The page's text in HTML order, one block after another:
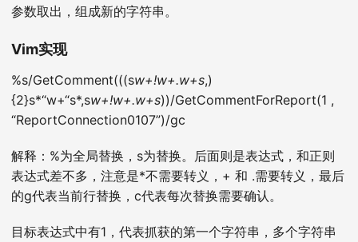
参数取出，组成新的字符串。
Vim实现
%s/GetComment(((sw+!w+.w+s,)
{2}s*“w+“s*,sw+!w+.w+s))/GetCommentForReport(1 ,
“ReportConnection0107”)/gc
解释：%为全局替换，s为替换。后面则是表达式，和正则
表达式差不多，注意是*不需要转义，+ 和 .需要转义，最后
的g代表当前行替换，c代表每次替换需要确认。
目标表达式中有1，代表抓获的第一个字符串，多个字符串